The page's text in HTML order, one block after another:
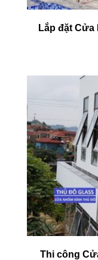
Lắp đặt Cửa
Thi công